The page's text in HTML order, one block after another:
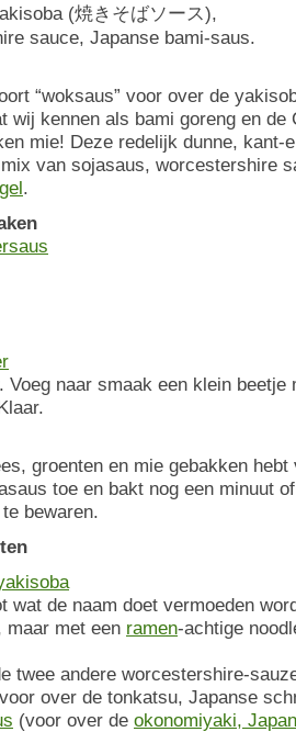
(焼きそばソース),
sauce, Japanse bami-saus.
“woksaus” voor over de
wij kennen als bami goreng en de
mie! Deze redelijk dunne, kant-
van sojasaus, worcestershire
.
Voeg naar smaak een klein beetje
groenten en mie gebakken
toe en bakt nog een minuut
bewaren.
wat de naam doet vermoeden
maar met een ramen-achtige
twee andere worcestershire-
over de tonkatsu, Japanse
(voor over de okonomiyaki,